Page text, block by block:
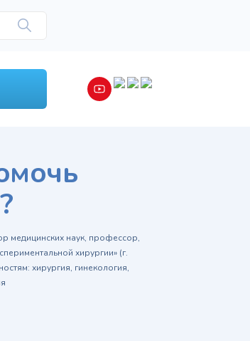
медицинских наук, профессор,
хирургии» (г.
хирургия, гинекология,